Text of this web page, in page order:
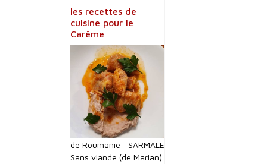
les recettes de
cuisine pour le
Carême
de Roumanie : SARMALE
Sans viande (de Marian)